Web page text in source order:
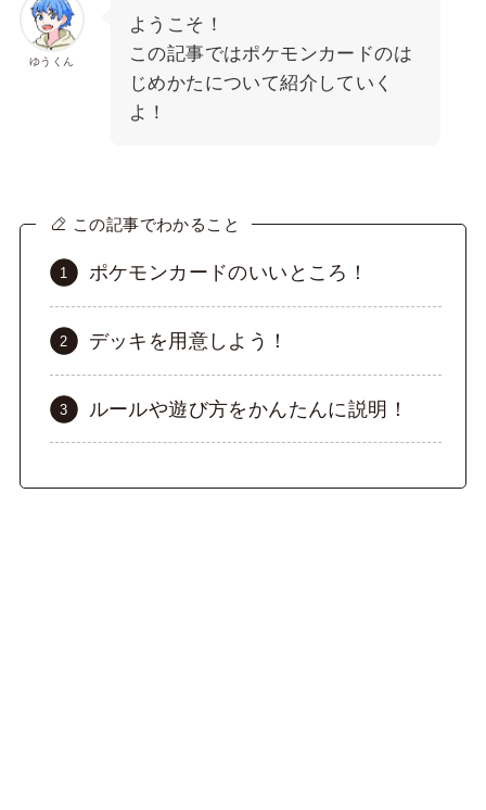
ゆうくん
ようこそ！
この記事ではポケモンカードのは
じめかたについて紹介していく
よ！
この記事でわかること
ポケモンカードのいいところ！
デッキを用意しよう！
ルールや遊び方をかんたんに説明！